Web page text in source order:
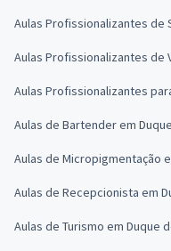
Aulas Profissionalizantes de
Aulas Profissionalizantes de
Aulas Profissionalizantes
Aulas de Bartender em
Aulas de Micropigmentação
Aulas de Recepcionista em
Aulas de Turismo em Duque